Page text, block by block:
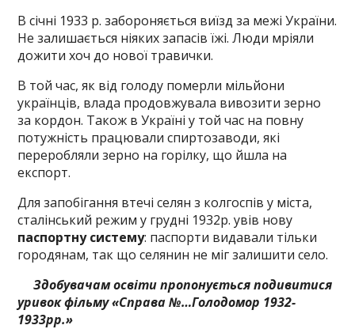
В січні 1933 р. забороняється виїзд за межі України.
Не залишається ніяких запасів їжі. Люди мріяли
дожити хоч до нової травички.
В той час, як від голоду померли мільйони
українців, влада продовжувала вивозити зерно
за кордон. Також в Україні у той час на повну
потужність працювали спиртозаводи, які
переробляли зерно на горілку, що йшла на
експорт.
Для запобігання втечі селян з колгоспів у міста,
сталінський режим у грудні 1932р. увів нову
паспортну систему: паспорти видавали тільки
городянам, так що селянин не міг залишити село.
Здобувачам освіти пропонується подивитися
уривок фільму «Справа №…Голодомор 1932-
1933рр.»